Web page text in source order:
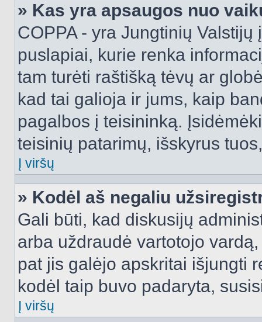
» Kas yra apsaugos nuo
COPPA - yra Jungtinių
puslapiai, kurie renka
tam turėti raštišką tėvų ar
kad tai galioja ir jums, kaip
pagalbos į teisininką.
teisinių patarimų, išskyrus
Į viršų
» Kodėl aš negaliu
Gali būti, kad diskusijų
arba uždraudė vartotojo
pat jis galėjo apskritai išjungti
kodėl taip buvo padaryta,
Į viršų